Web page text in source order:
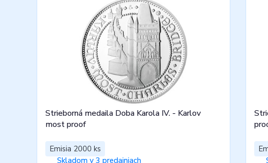
Strieborná medaila Doba Karola IV. - Karlov
most proof
Emisia 2000 ks
Skladom v 3 predajniach